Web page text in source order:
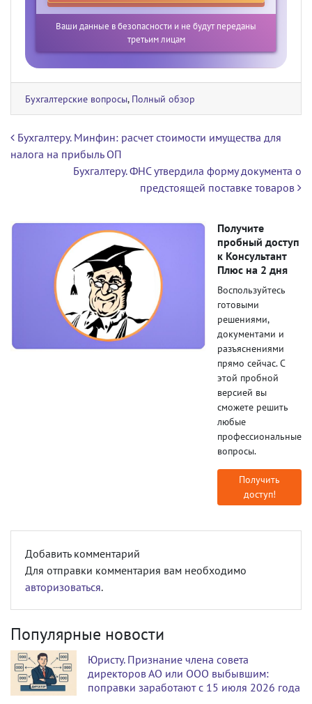
Ваши данные в безопасности и не будут переданы
третьим лицам
Бухгалтерские вопросы, Полный обзор
Навигация по записям
Бухгалтеру. Минфин: расчет стоимости имущества для
налога на прибыль ОП
Бухгалтеру. ФНС утвердила форму документа о
предстоящей поставке товаров
Получите
пробный доступ
к Консультант
Плюс на 2 дня
Воспользуйтесь
готовыми
решениями,
документами и
разъяснениями
прямо сейчас. С
этой пробной
версией вы
сможете решить
любые
профессиональные
вопросы.
Получить
доступ!
Добавить комментарий
Для отправки комментария вам необходимо
авторизоваться.
Популярные новости
Юристу. Признание члена совета
директоров АО или ООО выбывшим:
поправки заработают с 15 июля 2026 года